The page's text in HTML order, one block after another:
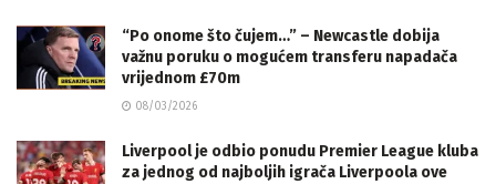
“Po onome što čujem…” – Newcastle dobija
važnu poruku o mogućem transferu napadača
vrijednom £70m
08/03/2026
Liverpool je odbio ponudu Premier League kluba
za jednog od najboljih igrača Liverpoola ove